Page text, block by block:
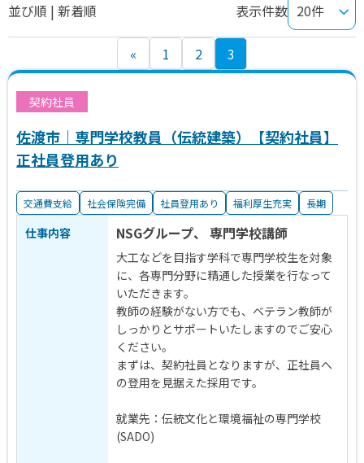
並び順 | 新着順 表示件数
投
稿
ペ
送
り
« 1 2 3
契約社員
佐渡市｜専門学校教員（伝統建築）【契約社員】
正社員登用あり
交通費支給 社会保険完備 社員登用あり 福利厚生充実 長期
仕事内容 NSGグループ、 専門学校講師
大工などを目指す学科で専門学校生を対象
に、各専門分野に精通した授業を行なって
いただきます。
教師の経験がない方でも、ベテラン教師が
しっかりとサポートいたしますのでご安心
ください。
まずは、契約社員となりますが、正社員へ
の登用を見据えた採用です。
就業先：伝統文化と環境福祉の専門学校
(SADO)